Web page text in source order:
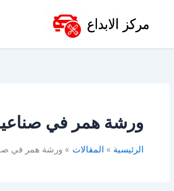
ورشة همر في
الرئيسية المقالات ورشة همر في